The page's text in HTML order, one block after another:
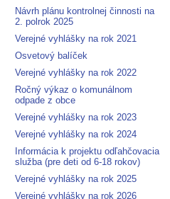
Návrh plánu kontrolnej činnosti na
2. polrok 2025
Verejné vyhlášky na rok 2021
Osvetový balíček
Verejné vyhlášky na rok 2022
Ročný výkaz o komunálnom
odpade z obce
Verejné vyhlášky na rok 2023
Verejné vyhlášky na rok 2024
Informácia k projektu odľahčovacia
služba (pre deti od 6-18 rokov)
Verejné vyhlášky na rok 2025
Verejné vyhlášky na rok 2026